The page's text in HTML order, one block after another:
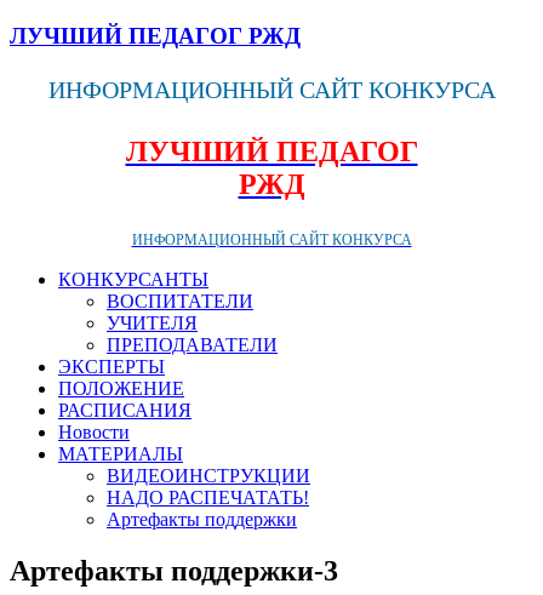
ЛУЧШИЙ ПЕДАГОГ РЖД
ИНФОРМАЦИОННЫЙ САЙТ КОНКУРСА
ЛУЧШИЙ ПЕДАГОГ
РЖД
ИНФОРМАЦИОННЫЙ САЙТ КОНКУРСА
КОНКУРСАНТЫ
ВОСПИТАТЕЛИ
УЧИТЕЛЯ
ПРЕПОДАВАТЕЛИ
ЭКСПЕРТЫ
ПОЛОЖЕНИЕ
РАСПИСАНИЯ
Новости
МАТЕРИАЛЫ
ВИДЕОИНСТРУКЦИИ
НАДО РАСПЕЧАТАТЬ!
Артефакты поддержки
Артефакты поддержки-3